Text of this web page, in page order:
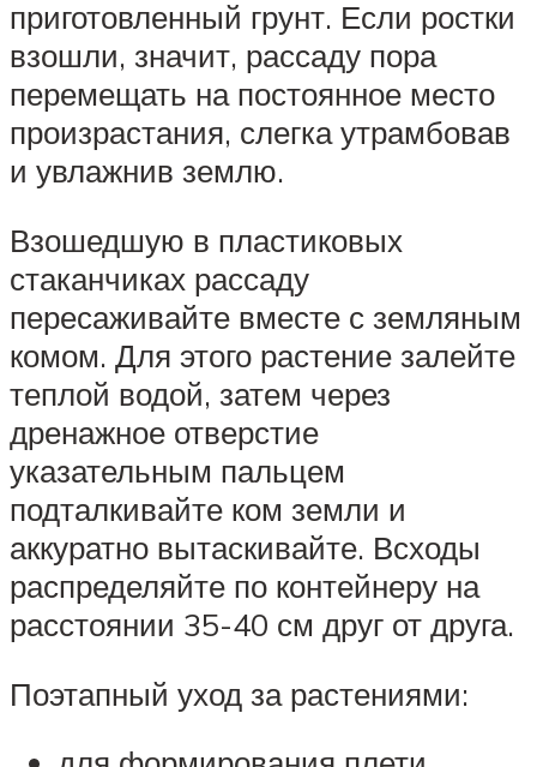
приготовленный грунт. Если ростки
взошли, значит, рассаду пора
перемещать на постоянное место
произрастания, слегка утрамбовав
и увлажнив землю.
Взошедшую в пластиковых
стаканчиках рассаду
пересаживайте вместе с земляным
комом. Для этого растение залейте
теплой водой, затем через
дренажное отверстие
указательным пальцем
подталкивайте ком земли и
аккуратно вытаскивайте. Всходы
распределяйте по контейнеру на
расстоянии 35-40 см друг от друга.
Поэтапный уход за растениями: